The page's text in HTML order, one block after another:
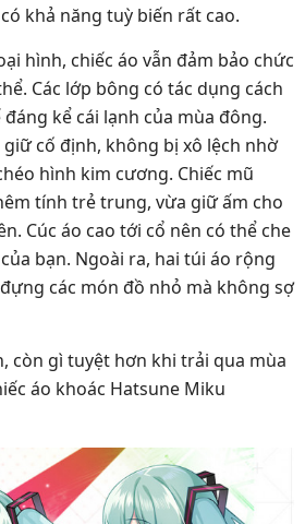
khả năng tuỳ biến rất cao.
hình, chiếc áo vẫn đảm bảo chức
Các lớp bông có tác dụng cách
kể cái lạnh của mùa đông.
cố định, không bị xô lệch nhờ
hình kim cương. Chiếc mũ
tính trẻ trung, vừa giữ ấm cho
Cúc áo cao tới cổ nên có thể che
bạn. Ngoài ra, hai túi áo rộng
các món đồ nhỏ mà không sợ
còn gì tuyệt hơn khi trải qua mùa
áo khoác Hatsune Miku